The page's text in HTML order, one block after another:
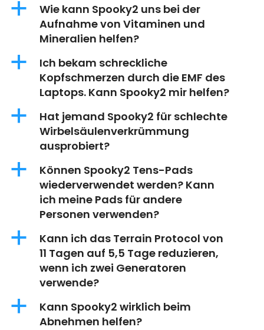
a
Wie kann Spooky2 uns bei der
Aufnahme von Vitaminen und
Mineralien helfen?
a
Ich bekam schreckliche
Kopfschmerzen durch die EMF des
Laptops. Kann Spooky2 mir helfen?
a
Hat jemand Spooky2 für schlechte
Wirbelsäulenverkrümmung
ausprobiert?
a
Können Spooky2 Tens-Pads
wiederverwendet werden? Kann
ich meine Pads für andere
Personen verwenden?
a
Kann ich das Terrain Protocol von
11 Tagen auf 5,5 Tage reduzieren,
wenn ich zwei Generatoren
verwende?
a
Kann Spooky2 wirklich beim
Abnehmen helfen?